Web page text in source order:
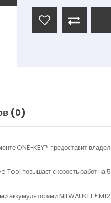
(0)
ONE-KEY™ предоставит
повышает скорость работ на
аккумуляторами MILWAUKEE®